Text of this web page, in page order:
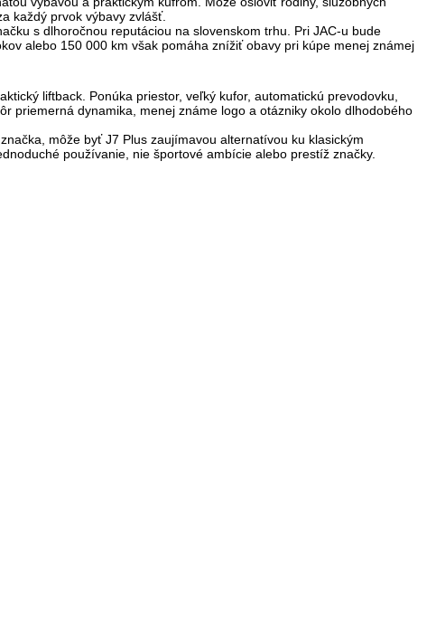
každý prvok výbavy zvlášť.
s dlhoročnou reputáciou na slovenskom trhu. Pri JAC-u bude
alebo 150 000 km však pomáha znížiť obavy pri kúpe menej známej
liftback. Ponúka priestor, veľký kufor, automatickú prevodovku,
priemerná dynamika, menej známe logo a otázniky okolo dlhodobého
môže byť J7 Plus zaujímavou alternatívou ku klasickým
používanie , nie športové ambície alebo prestíž značky.